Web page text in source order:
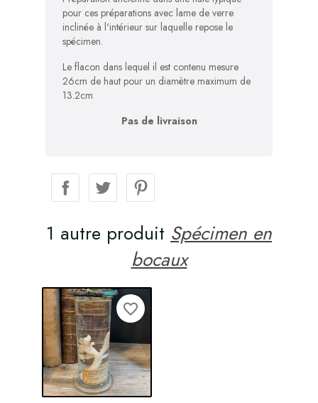
pour ces préparations avec lame de verre
inclinée à l'intérieur sur laquelle repose le
spécimen.
Le flacon dans lequel il est contenu mesure
26cm de haut pour un diamètre maximum de
13.2cm
Pas de livraison
1 autre produit Spécimen en
bocaux
favorite_border